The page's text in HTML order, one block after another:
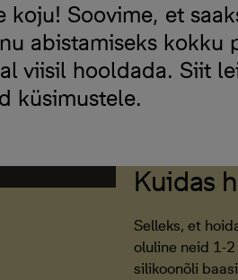
koju! Soovime, et
abistamiseks kokku
viisil hooldada. Siit
küsimustele.
Kuidas
Selleks, et
oluline neid 1-
silikoonõli